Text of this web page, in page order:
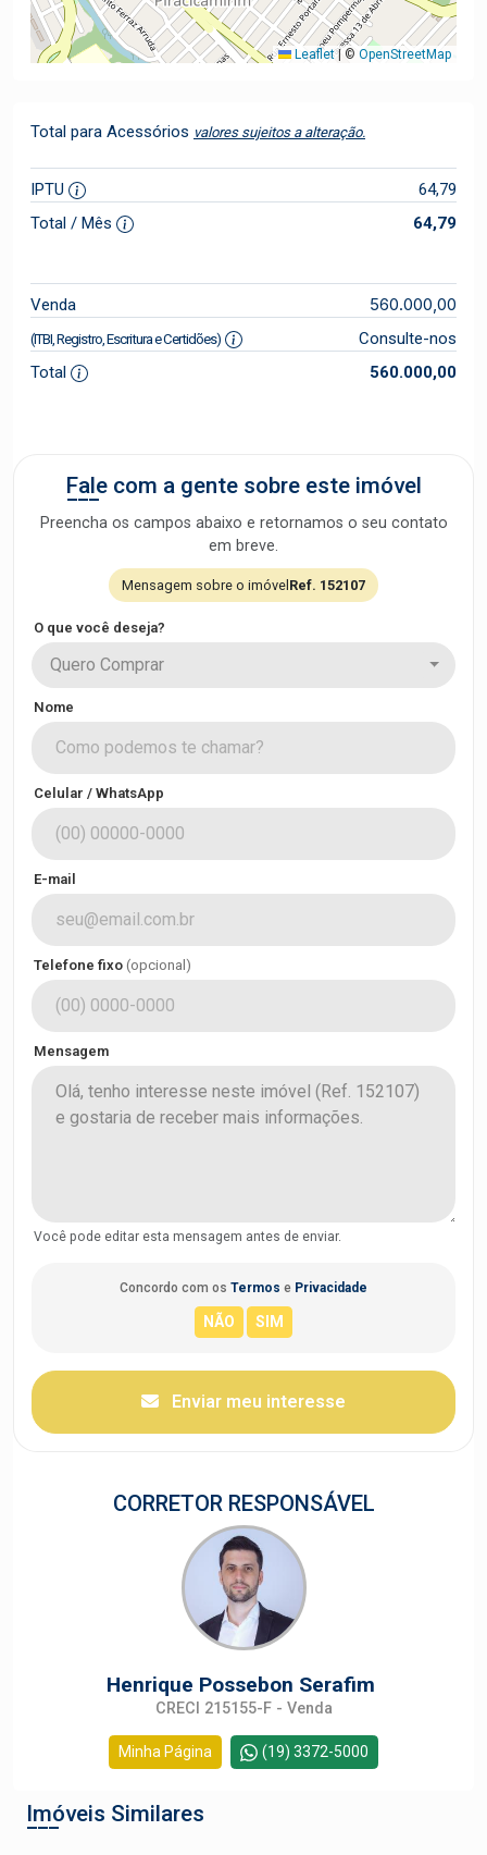
Leaflet | © OpenStreetMap
Total para Acessórios valores sujeitos a alteração.
IPTU
64,79
Total / Mês
64,79
Venda 560.000,00
(ITBI, Registro, Escritura e Certidões)
Consulte-nos
Total
560.000,00
Fale com a gente sobre este imóvel
Preencha os campos abaixo e retornamos o seu contato
em breve.
Mensagem sobre o imóvel Ref. 152107
O que você deseja?
Quero Comprar
Nome
Celular / WhatsApp
E-mail
Telefone fixo (opcional)
Mensagem
Você pode editar esta mensagem antes de enviar.
Concordo com os Termos e Privacidade
Enviar meu interesse
CORRETOR RESPONSÁVEL
Henrique Possebon Serafim
CRECI 215155-F - Venda
Minha Página (19) 3372-5000
Imóveis Similares